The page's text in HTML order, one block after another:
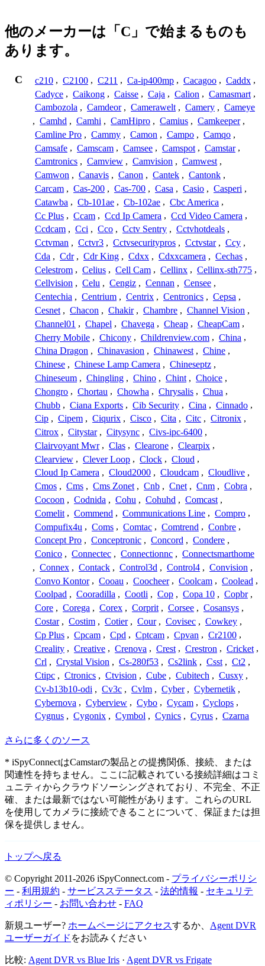
他のメーカーは「C」で始まるものも
あります。
C c210 , C2100 , C211 , Ca-ip400mp , Cacagoo , Caddx ,
Cadyce , Caikong , Caisse , Caja , Calion , Camasmart ,
Cambozola , Camdeor , Camerawelt , Camery , Cameye
, Camhd , Camhi , CamHipro , Camius , Camkeeper ,
Camline Pro , Cammy , Camon , Campo , Camqo ,
Camsafe , Camscam , Camsee , Camspot , Camstar ,
Camtronics , Camview , Camvision , Camwest ,
Camwon , Canavis , Canon , Cantek , Cantonk ,
Carcam , Cas-200 , Cas-700 , Casa , Casio , Casperi ,
Catawba , Cb-101ae , Cb-102ae , Cbc America ,
Cc Plus , Ccam , Ccd Ip Camera , Ccd Video Camera ,
Ccdcam , Cci , Cco , Cctv Sentry , Cctvhotdeals ,
Cctvman , Cctvr3 , Cctvsecuritypros , Cctvstar , Ccy ,
Cda , Cdr , Cdr King , Cdxx , Cdxxcamera , Cechas ,
Celestrom , Celius , Cell Cam , Cellinx , Cellinx-sth775 ,
Cellvision , Celu , Cengiz , Cennan , Censee ,
Centechia , Centrium , Centrix , Centronics , Cepsa ,
Cesnet , Chacon , Chakir , Chambre , Channel Vision ,
Channel01 , Chapel , Chavega , Cheap , CheapCam ,
Cherry Mobile , Chicony , Childrenview.com , China ,
China Dragon , Chinavasion , Chinawest , Chine ,
Chinese , Chinese Lamp Camera , Chineseptz ,
Chineseum , Chingling , Chino , Chint , Choice ,
Chongro , Chortau , Chowha , Chrysalis , Chua ,
Chubb , Ciana Exports , Cib Security , Cina , Cinnado ,
Cip , Cipem , Ciqurix , Cisco , Cita , Citc , Citronix ,
Citrox , Citystar , Citysync , Civs-ipc-6400 ,
Clairvoyant Mwr , Clas , Clearone , Clearpix ,
Clearview , Clever Loop , Clock , Cloud ,
Cloud Ip Camera , Cloud2000 , Cloudcam , Cloudlive ,
Cmos , Cms , Cms Zonet , Cnb , Cnet , Cnm , Cobra ,
Cocoon , Codnida , Cohu , Cohuhd , Comcast ,
Comelit , Commend , Communications Line , Compro ,
Compufix4u , Coms , Comtac , Comtrend , Conbre ,
Concept Pro , Conceptronic , Concord , Condere ,
Conico , Connectec , Connectionnc , Connectsmarthome
, Connex , Contack , Control3d , Control4 , Convision ,
Convo Kontor , Cooau , Coocheer , Coolcam , Coolead ,
Coolpad , Cooradilla , Cootli , Cop , Copa 10 , Copbr ,
Core , Corega , Corex , Corprit , Corsee , Cosansys ,
Costar , Costim , Cotier , Cour , Covisec , Cowkey ,
Cp Plus , Cpcam , Cpd , Cptcam , Cpvan , Cr2100 ,
Creality , Creative , Crenova , Crest , Crestron , Cricket ,
Crl , Crystal Vision , Cs-280f53 , Cs2link , Csst , Ct2 ,
Ctipc , Ctronics , Ctvision , Cube , Cubitech , Cusxy ,
Cv-b13b10-odi , Cv3c , Cvlm , Cyber , Cybernetik ,
Cybernova , Cyberview , Cybo , Cycam , Cyclops ,
Cygnus , Cygonix , Cymbol , Cynics , Cyrus , Czarna
さらに多くのソース
* iSpyConnectはCamstarの製品との提携関係、接続、または
関連性を持ちません。ここに記載されている接続詳細はコミ
ュニティからクラウドソーシングされており、不完全、不正
確、または最新ではない可能性があります。これらのURL
を使用してカメラに接続できることについて、保証または担
保を提供しません。
トップへ戻る
© Copyright 2011-2026 iSpyConnect.com - プライバシーポリシ
ー - 利用規約 - サービスステータス - 法的情報 - セキュリテ
ィポリシー - お問い合わせ - FAQ
新規ユーザー? ホームページにアクセスするか、 Agent DVR
ユーザーガイド をお読みください
比較: Agent DVR vs Blue Iris · Agent DVR vs Frigate